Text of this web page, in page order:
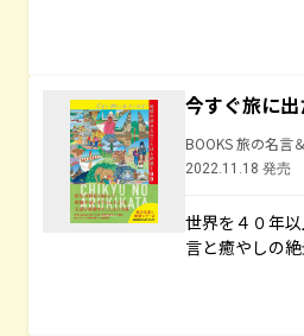
今すぐ旅に
BOOKS 旅の名言
2022.11.18 発売
世界を４０年
言と癒やしの